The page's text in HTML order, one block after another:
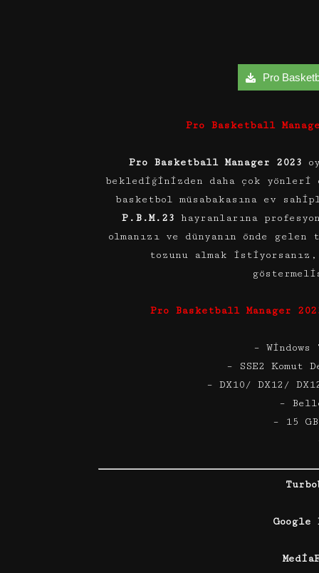
Pro
Pro Basketball
Pro Basketball Manager 2023
beklediğinizden daha çok yönleri
basketbol müsabakasına ev
P.B.M.23 hayranlarına
olmanızı ve dünyanın önde
tozunu almak
Pro Basketball Manager
–
– SSE2 Komut
– DX10/ DX12/
–
– 15